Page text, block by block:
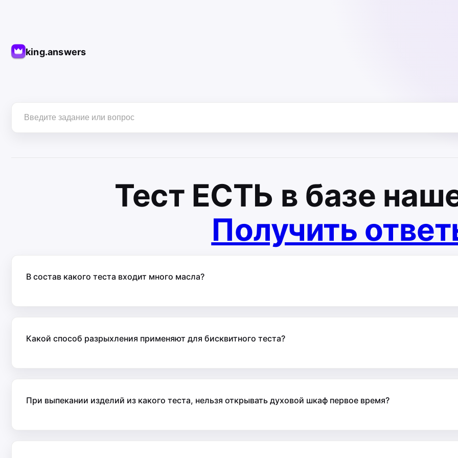
king.answers
Тест ЕСТЬ в базе
Получить
В состав какого теста входит много масла?
Какой способ разрыхления применяют для бисквитного теста?
При выпекании изделий из какого теста, нельзя открывать духовой шкаф первое время?